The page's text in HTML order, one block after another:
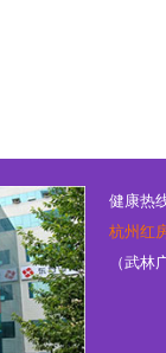
健康热
杭州红
（武